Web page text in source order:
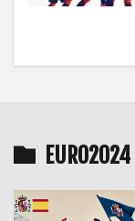
EURO2024